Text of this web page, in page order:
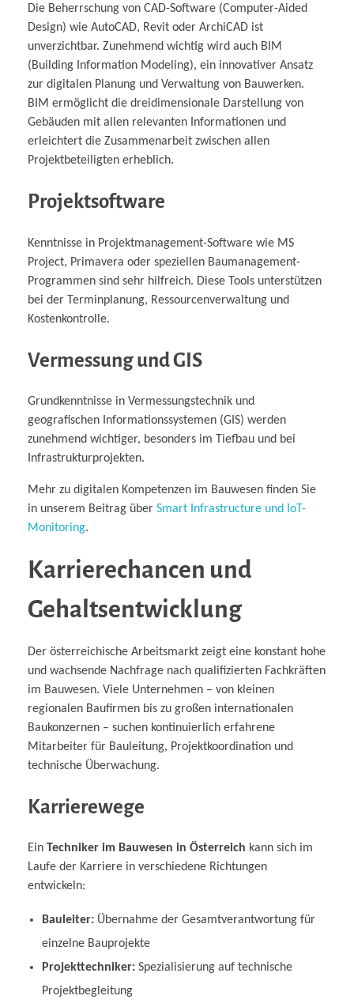
Die Beherrschung von CAD-Software (Computer-Aided
Design) wie AutoCAD, Revit oder ArchiCAD ist
unverzichtbar. Zunehmend wichtig wird auch BIM
(Building Information Modeling), ein innovativer Ansatz
zur digitalen Planung und Verwaltung von Bauwerken.
BIM ermöglicht die dreidimensionale Darstellung von
Gebäuden mit allen relevanten Informationen und
erleichtert die Zusammenarbeit zwischen allen
Projektbeteiligten erheblich.
Projektsoftware
Kenntnisse in Projektmanagement-Software wie MS
Project, Primavera oder speziellen Baumanagement-
Programmen sind sehr hilfreich. Diese Tools unterstützen
bei der Terminplanung, Ressourcenverwaltung und
Kostenkontrolle.
Vermessung und GIS
Grundkenntnisse in Vermessungstechnik und
geografischen Informationssystemen (GIS) werden
zunehmend wichtiger, besonders im Tiefbau und bei
Infrastrukturprojekten.
Mehr zu digitalen Kompetenzen im Bauwesen finden Sie
in unserem Beitrag über Smart Infrastructure und IoT-
Monitoring.
Karrierechancen und
Gehaltsentwicklung
Der österreichische Arbeitsmarkt zeigt eine konstant hohe
und wachsende Nachfrage nach qualifizierten Fachkräften
im Bauwesen. Viele Unternehmen – von kleinen
regionalen Baufirmen bis zu großen internationalen
Baukonzernen – suchen kontinuierlich erfahrene
Mitarbeiter für Bauleitung, Projektkoordination und
technische Überwachung.
Karrierewege
Ein Techniker im Bauwesen in Österreich kann sich im
Laufe der Karriere in verschiedene Richtungen
entwickeln:
Bauleiter:Übernahme der Gesamtverantwortung für
einzelne Bauprojekte
Projekttechniker:Spezialisierung auf technische
Projektbegleitung